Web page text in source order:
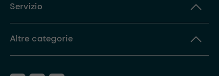
Servizio
Altre categorie